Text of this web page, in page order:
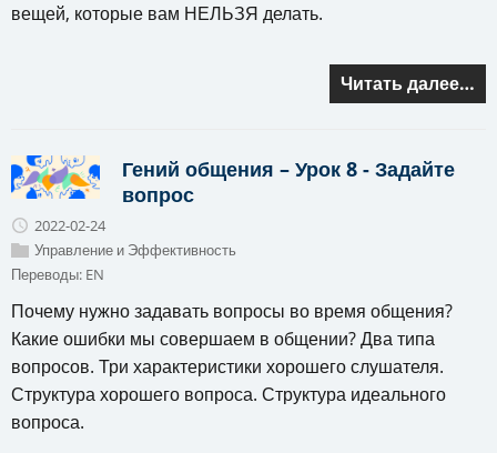
вещей, которые вам НЕЛЬЗЯ делать.
Читать далее…
Гений общения – Урок 8 - Задайте
вопрос
2022-02-24
Управление и Эффективность
Переводы: EN
Почему нужно задавать вопросы во время общения?
Какие ошибки мы совершаем в общении? Два типа
вопросов. Три характеристики хорошего слушателя.
Структура хорошего вопроса. Структура идеального
вопроса.